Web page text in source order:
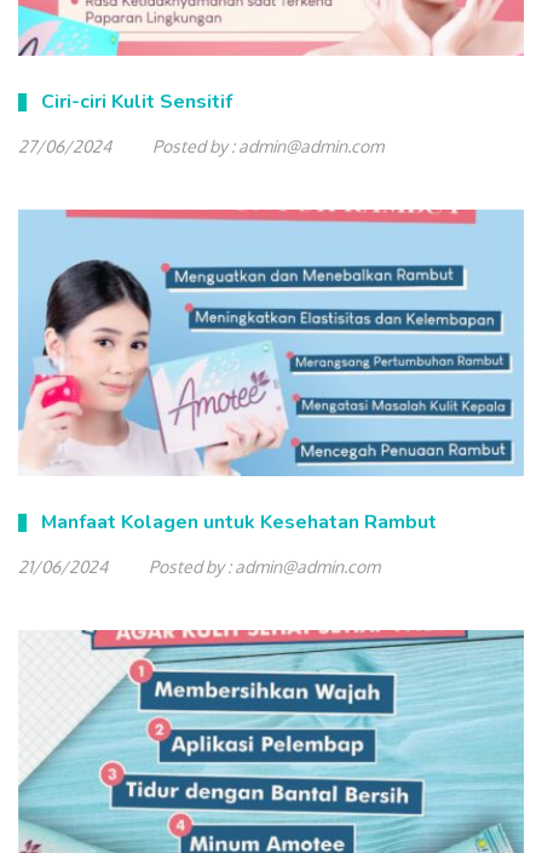
Ciri-ciri Kulit Sensitif
27/06/2024 Posted by : admin@admin.com
Manfaat Kolagen untuk Kesehatan Rambut
21/06/2024 Posted by : admin@admin.com